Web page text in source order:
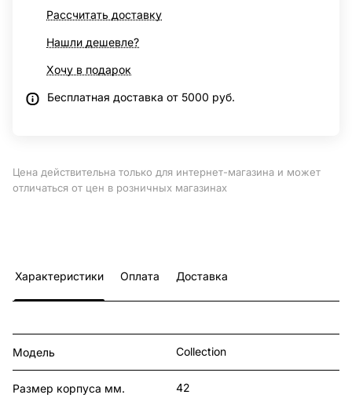
Рассчитать доставку
Нашли дешевле?
Хочу в подарок
Бесплатная доставка от 5000 руб.
Цена действительна только для интернет-магазина и может
отличаться от цен в розничных магазинах
Характеристики Оплата Доставка
Модель Collection
Размер корпуса мм. 42